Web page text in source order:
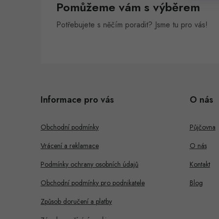
Pomůžeme vám s výběrem
Potřebujete s něčím poradit? Jsme tu pro vás!
Informace pro vás
Obchodní podmínky
Vrácení a reklamace
Podmínky ochrany osobních údajů
Obchodní podmínky pro podnikatele
Způsob doručení a platby
O nás
Půjčovna
O nás
Kontakt
Blog